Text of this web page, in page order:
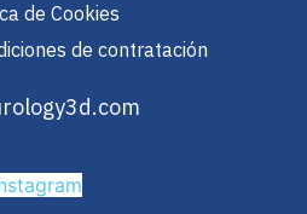
de Cookies
de contratación